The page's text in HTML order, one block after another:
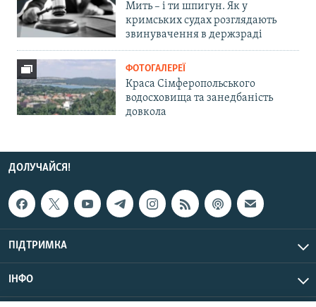
Мить – і ти шпигун. Як у
кримських судах розглядають
звинувачення в держзраді
ФОТОГАЛЕРЕЇ
Краса Сімферопольського
водосховища та занедбаність
довкола
ДОЛУЧАЙСЯ!
ПІДТРИМКА
ІНФО